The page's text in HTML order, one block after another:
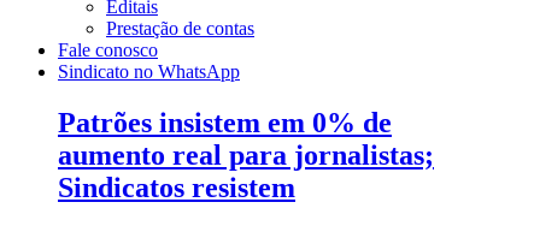
Editais
Prestação de contas
Fale conosco
Sindicato no WhatsApp
Patrões insistem em 0% de
aumento real para jornalistas;
Sindicatos resistem